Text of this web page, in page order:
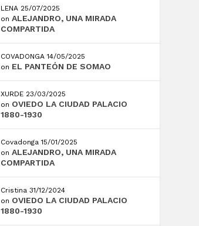
LENA 25/07/2025
onALEJANDRO, UNA MIRADA
COMPARTIDA
COVADONGA 14/05/2025
on EL PANTEÓN DE SOMAO
XURDE 23/03/2025
on OVIEDO LA CIUDAD PALACIO
1880-1930
Covadonga 15/01/2025
onALEJANDRO, UNA MIRADA
COMPARTIDA
Cristina 31/12/2024
on OVIEDO LA CIUDAD PALACIO
1880-1930